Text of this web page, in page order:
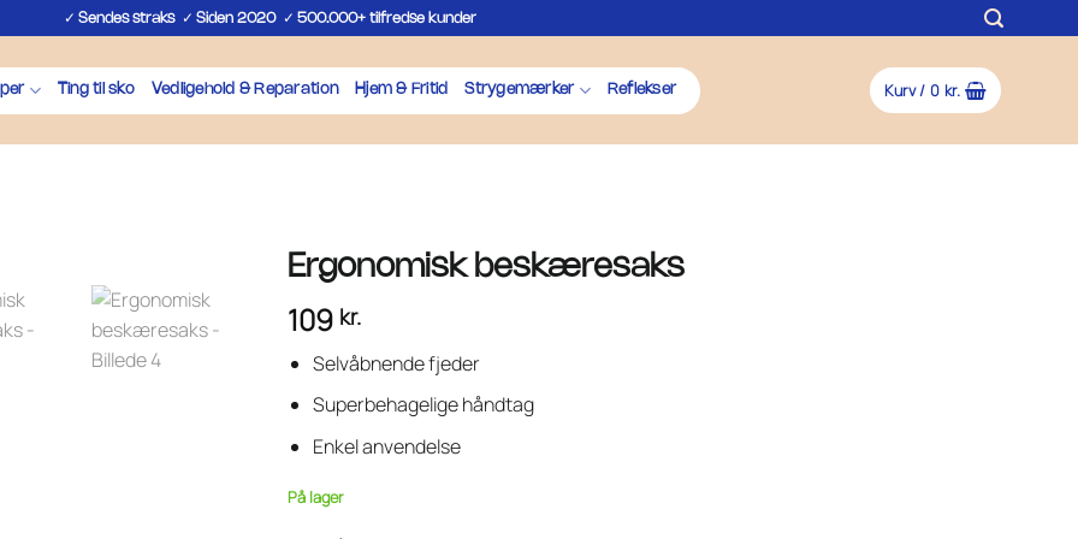
✓ Sendes straks✓ Siden 2020✓ 500.000+ tilfredse kunder
Ting til sko Vedligehold & Reparation Hjem & Fritid Strygemærker Reflekser Kurv /0 kr.
Ergonomisk beskæresaks
109 kr.
Selvåbnende fjeder
Superbehagelige håndtag
Enkel anvendelse
På lager
Ergonomisk beskæresaks antal